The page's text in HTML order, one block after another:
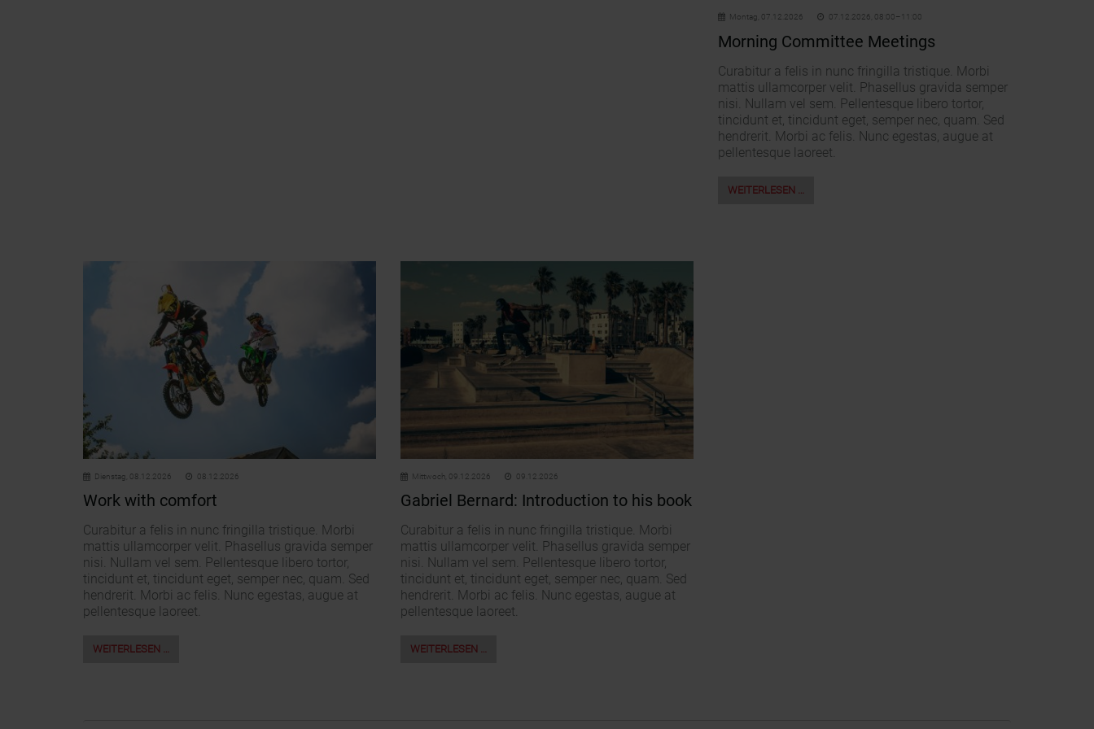
Montag, 07.12.2026 07.12.2026, 08:00–11:00
Morning Committee Meetings
Curabitur a felis in nunc fringilla tristique. Morbi
mattis ullamcorper velit. Phasellus gravida semper
nisi. Nullam vel sem. Pellentesque libero tortor,
tincidunt et, tincidunt eget, semper nec, quam. Sed
hendrerit. Morbi ac felis. Nunc egestas, augue at
pellentesque laoreet.
WEITERLESEN …
Dienstag, 08.12.2026 08.12.2026
Work with comfort
Curabitur a felis in nunc fringilla tristique. Morbi
mattis ullamcorper velit. Phasellus gravida semper
nisi. Nullam vel sem. Pellentesque libero tortor,
tincidunt et, tincidunt eget, semper nec, quam. Sed
hendrerit. Morbi ac felis. Nunc egestas, augue at
pellentesque laoreet.
WEITERLESEN …
Mittwoch, 09.12.2026 09.12.2026
Gabriel Bernard: Introduction to his book
Curabitur a felis in nunc fringilla tristique. Morbi
mattis ullamcorper velit. Phasellus gravida semper
nisi. Nullam vel sem. Pellentesque libero tortor,
tincidunt et, tincidunt eget, semper nec, quam. Sed
hendrerit. Morbi ac felis. Nunc egestas, augue at
pellentesque laoreet.
WEITERLESEN …